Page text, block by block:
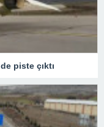
piste çıktı